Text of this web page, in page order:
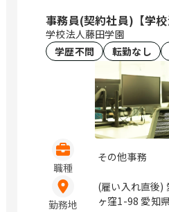
明治安田生命
9-2 アコス北館Ｎビル2
央区本千葉町3-
2階 木更津市
イビル2階 船
生命船橋ビル2
柏ビル5階 成田
ル3階 北海道 旭川市三条通9丁目左1号
旭川三条緑橋ビ
14 王子不動産
2-5 明治安田生
戸市三日町2
山形 山形市香
・年収
事務員(契約社員)【学校
学校法人藤田学園
学歴不問
転勤なし
職種
その他事務
勤務地
(雇い入れ直後)
ヶ窪1-98 愛知